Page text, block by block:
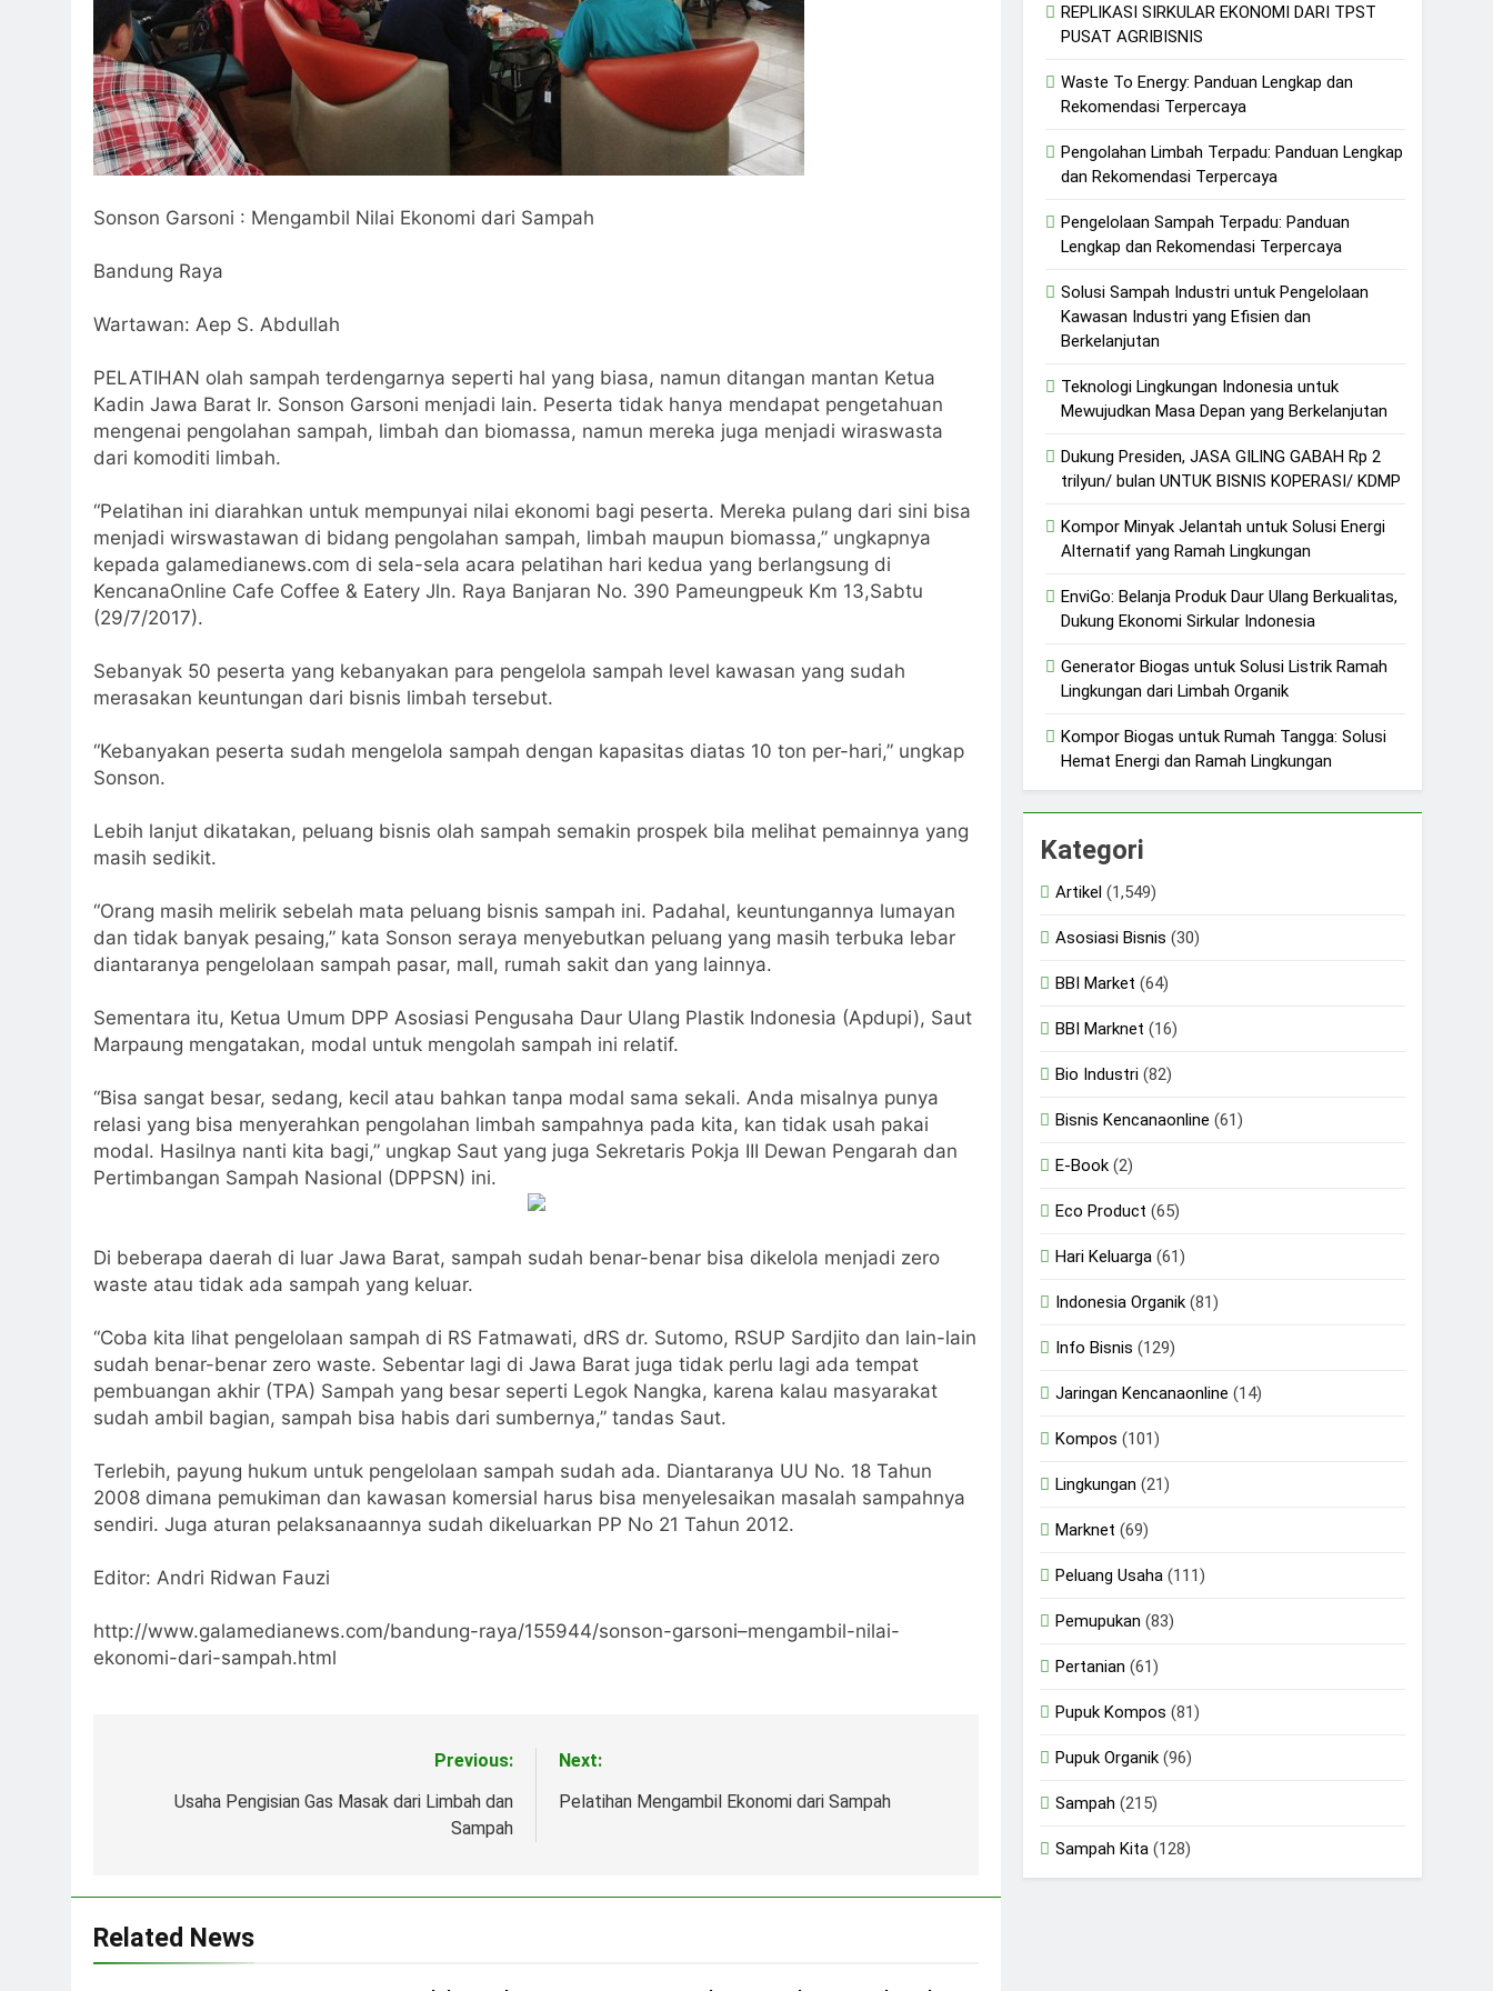
Sonson Garsoni : Mengambil Nilai Ekonomi dari Sampah
Bandung Raya
Wartawan: Aep S. Abdullah
PELATIHAN olah sampah terdengarnya seperti hal yang biasa, namun ditangan mantan Ketua
Kadin Jawa Barat Ir. Sonson Garsoni menjadi lain. Peserta tidak hanya mendapat pengetahuan
mengenai pengolahan sampah, limbah dan biomassa, namun mereka juga menjadi wiraswasta
dari komoditi limbah.
“Pelatihan ini diarahkan untuk mempunyai nilai ekonomi bagi peserta. Mereka pulang dari sini bisa
menjadi wirswastawan di bidang pengolahan sampah, limbah maupun biomassa,” ungkapnya
kepada galamedianews.com di sela-sela acara pelatihan hari kedua yang berlangsung di
KencanaOnline Cafe Coffee & Eatery Jln. Raya Banjaran No. 390 Pameungpeuk Km 13,Sabtu
(29/7/2017).
Sebanyak 50 peserta yang kebanyakan para pengelola sampah level kawasan yang sudah
merasakan keuntungan dari bisnis limbah tersebut.
“Kebanyakan peserta sudah mengelola sampah dengan kapasitas diatas 10 ton per-hari,” ungkap
Sonson.
Lebih lanjut dikatakan, peluang bisnis olah sampah semakin prospek bila melihat pemainnya yang
masih sedikit.
“Orang masih melirik sebelah mata peluang bisnis sampah ini. Padahal, keuntungannya lumayan
dan tidak banyak pesaing,” kata Sonson seraya menyebutkan peluang yang masih terbuka lebar
diantaranya pengelolaan sampah pasar, mall, rumah sakit dan yang lainnya.
Sementara itu, Ketua Umum DPP Asosiasi Pengusaha Daur Ulang Plastik Indonesia (Apdupi), Saut
Marpaung mengatakan, modal untuk mengolah sampah ini relatif.
“Bisa sangat besar, sedang, kecil atau bahkan tanpa modal sama sekali. Anda misalnya punya
relasi yang bisa menyerahkan pengolahan limbah sampahnya pada kita, kan tidak usah pakai
modal. Hasilnya nanti kita bagi,” ungkap Saut yang juga Sekretaris Pokja III Dewan Pengarah dan
Pertimbangan Sampah Nasional (DPPSN) ini.
Di beberapa daerah di luar Jawa Barat, sampah sudah benar-benar bisa dikelola menjadi zero
waste atau tidak ada sampah yang keluar.
“Coba kita lihat pengelolaan sampah di RS Fatmawati, dRS dr. Sutomo, RSUP Sardjito dan lain-lain
sudah benar-benar zero waste. Sebentar lagi di Jawa Barat juga tidak perlu lagi ada tempat
pembuangan akhir (TPA) Sampah yang besar seperti Legok Nangka, karena kalau masyarakat
sudah ambil bagian, sampah bisa habis dari sumbernya,” tandas Saut.
Terlebih, payung hukum untuk pengelolaan sampah sudah ada. Diantaranya UU No. 18 Tahun
2008 dimana pemukiman dan kawasan komersial harus bisa menyelesaikan masalah sampahnya
sendiri. Juga aturan pelaksanaannya sudah dikeluarkan PP No 21 Tahun 2012.
Editor: Andri Ridwan Fauzi
http://www.galamedianews.com/bandung-raya/155944/sonson-garsoni–mengambil-nilai-
ekonomi-dari-sampah.html
Previous:
Usaha Pengisian Gas Masak dari Limbah dan
Sampah
Next:
Pelatihan Mengambil Ekonomi dari Sampah
Related News
REPLIKASI SIRKULAR EKONOMI DARI TPST
PUSAT AGRIBISNIS
Waste To Energy: Panduan Lengkap dan
Rekomendasi Terpercaya
Pengolahan Limbah Terpadu: Panduan Lengkap
dan Rekomendasi Terpercaya
Pengelolaan Sampah Terpadu: Panduan
Lengkap dan Rekomendasi Terpercaya
Solusi Sampah Industri untuk Pengelolaan
Kawasan Industri yang Efisien dan
Berkelanjutan
Teknologi Lingkungan Indonesia untuk
Mewujudkan Masa Depan yang Berkelanjutan
Dukung Presiden, JASA GILING GABAH Rp 2
trilyun/ bulan UNTUK BISNIS KOPERASI/ KDMP
Kompor Minyak Jelantah untuk Solusi Energi
Alternatif yang Ramah Lingkungan
EnviGo: Belanja Produk Daur Ulang Berkualitas,
Dukung Ekonomi Sirkular Indonesia
Generator Biogas untuk Solusi Listrik Ramah
Lingkungan dari Limbah Organik
Kompor Biogas untuk Rumah Tangga: Solusi
Hemat Energi dan Ramah Lingkungan
Kategori
Artikel (1,549)
Asosiasi Bisnis (30)
BBI Market (64)
BBI Marknet (16)
Bio Industri (82)
Bisnis Kencanaonline (61)
E-Book (2)
Eco Product (65)
Hari Keluarga (61)
Indonesia Organik (81)
Info Bisnis (129)
Jaringan Kencanaonline (14)
Kompos (101)
Lingkungan (21)
Marknet (69)
Peluang Usaha (111)
Pemupukan (83)
Pertanian (61)
Pupuk Kompos (81)
Pupuk Organik (96)
Sampah (215)
Sampah Kita (128)